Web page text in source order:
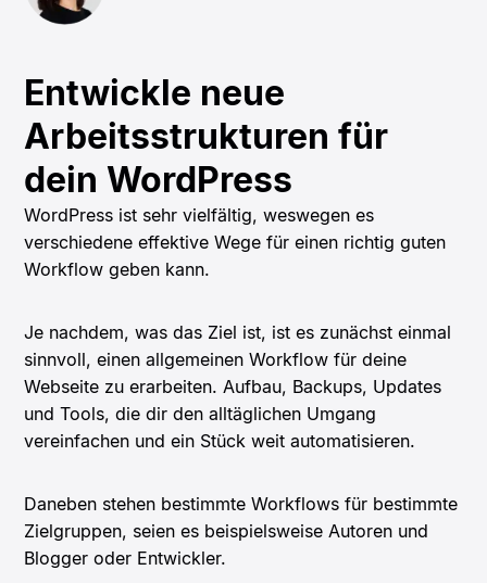
Entwickle neue
Arbeitsstrukturen für
dein WordPress
WordPress ist sehr vielfältig, weswegen es
verschiedene effektive Wege für einen richtig guten
Workflow geben kann.
Je nachdem, was das Ziel ist, ist es zunächst einmal
sinnvoll, einen allgemeinen Workflow für deine
Webseite zu erarbeiten. Aufbau, Backups, Updates
und Tools, die dir den alltäglichen Umgang
vereinfachen und ein Stück weit automatisieren.
Daneben stehen bestimmte Workflows für bestimmte
Zielgruppen, seien es beispielsweise Autoren und
Blogger oder Entwickler.